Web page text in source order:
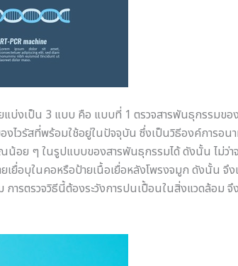
ยแบ่งเป็น 3 แบบ คือ แบบที่ 1 ตรวจสารพันธุกรรมข
งไวรัสที่พร้อมใช้อยู่ในปัจจุบัน ซึ่งเป็นวิธีองค์การอ
น้อย ๆ ในรูปแบบของสารพันธุกรรมได้ ดังนั้น ไม่ว่าจ
ยื่อบุในคอหรือป้ายเนื้อเยื่อหลังโพรงจมูก ดังนั้น จึ
การตรวจวิธีนี้ต้องระวังการปนเปื้อนในสิ่งแวดล้อม